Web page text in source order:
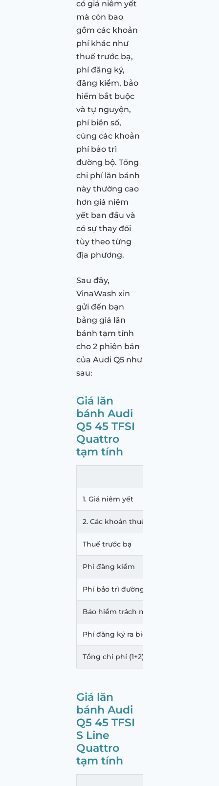
có giá niêm yết
mà còn bao
gồm các khoản
phí khác như
thuế trước bạ,
phí đăng ký,
đăng kiểm, bảo
hiểm bắt buộc
và tự nguyện,
phí biển số,
cùng các khoản
phí bảo trì
đường bộ. Tổng
chi phí lăn bánh
này thường cao
hơn giá niêm
yết ban đầu và
có sự thay đổi
tùy theo từng
địa phương.
Sau đây,
VinaWash xin
gửi đến bạn
bảng giá lăn
bánh tạm tính
cho 2 phiên bản
của Audi Q5 như
sau:
Giá lăn
bánh Audi
Q5 45 TFSI
Quattro
tạm tính
1. Giá niêm yết
2. Các khoản thuế & phí
Thuế trước bạ
Phí đăng kiểm
Phí bảo trì đường bộ
Bảo hiểm trách nhiệm dân sự
Phí đăng ký ra biển
Tổng chi phí (1+2)
Giá lăn
bánh Audi
Q5 45 TFSI
S Line
Quattro
tạm tính